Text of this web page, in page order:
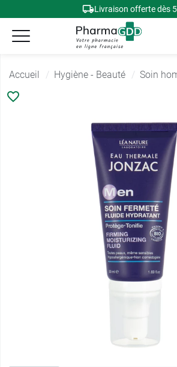
Livraison offerte dès
Accueil Hygiène - Beauté Soin